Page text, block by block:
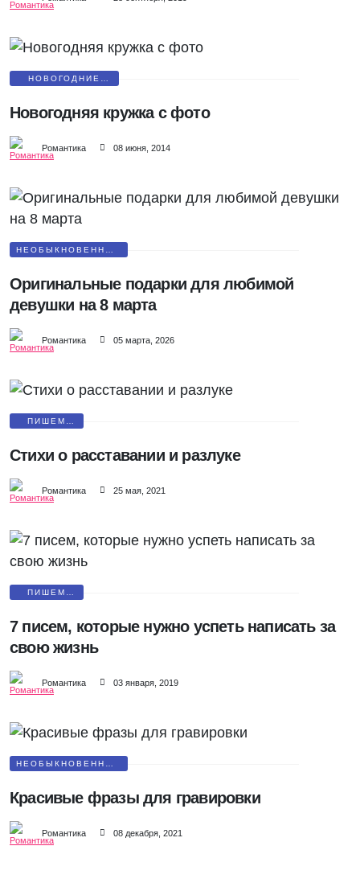
НОВОГОДНИЕ
Новогодняя кружка с фото
Романтика 08 июня, 2014
НЕОБЫКНОВЕННЫЕ
Оригинальные подарки для любимой
девушки на 8 марта
Романтика 05 марта, 2026
ПИШЕМ
Стихи о расставании и разлуке
Романтика 25 мая, 2021
ПИШЕМ
7 писем, которые нужно успеть написать за
свою жизнь
Романтика 03 января, 2019
НЕОБЫКНОВЕННЫЕ
Красивые фразы для гравировки
Романтика 08 декабря, 2021